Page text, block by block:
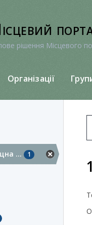
рішення Місцевого
Організації
... 1